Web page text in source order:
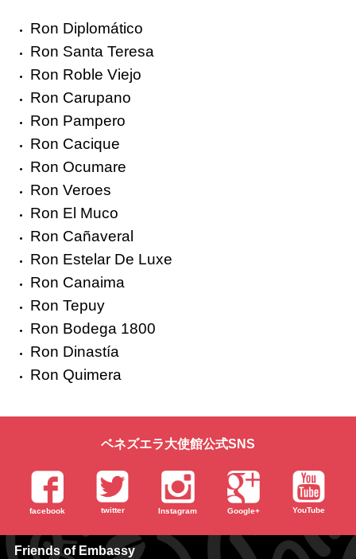
Ron Diplomático
Ron Santa Teresa
Ron Roble Viejo
Ron Carupano
Ron Pampero
Ron Cacique
Ron Ocumare
Ron Veroes
Ron El Muco
Ron Cañaveral
Ron Estelar De Luxe
Ron Canaima
Ron Tepuy
Ron Bodega 1800
Ron Dinastía
Ron Quimera
ベネズエラ大使館公式SNS
facebook twitter Instagram Google+ YouTube
Friends of Embassy